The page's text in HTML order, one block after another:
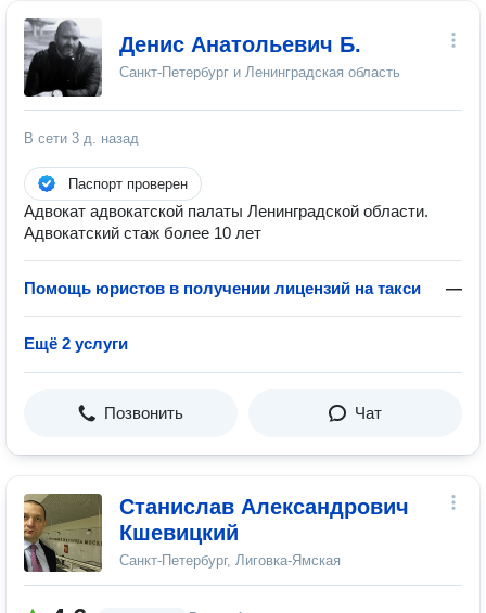
Денис Анатольевич Б.
Санкт-Петербург и Ленинградская область
В сети 3 д. назад
Паспорт проверен
Адвокат адвокатской палаты Ленинградской области.
Адвокатский стаж более 10 лет
Помощь юристов в получении лицензий на такси —
Ещё 2 услуги
Позвонить Чат
Станислав Александрович
Кшевицкий
Санкт-Петербург, Лиговка-Ямская